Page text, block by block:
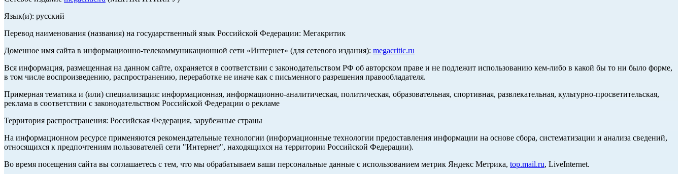
Язык(и): русский
Перевод наименования (названия) на государственный язык Российской Федерации: Мегакритик
Доменное имя сайта в информационно-телекоммуникационной сети «Интернет» (для сетевого издания): megacritic.ru
Вся информация, размещенная на данном сайте, охраняется в соответствии с законодательством РФ об авторском праве и не подлежит использованию кем-либо в какой бы то ни было форме,
в том числе воспроизведению, распространению, переработке не иначе как с письменного разрешения правообладателя.
Примерная тематика и (или) специализация: информационная, информационно-аналитическая, политическая, образовательная, спортивная, развлекательная, культурно-просветительская,
реклама в соответствии с законодательством Российской Федерации о рекламе
Территория распространения: Российская Федерация, зарубежные страны
На информационном ресурсе применяются рекомендательные технологии (информационные технологии предоставления информации на основе сбора, систематизации и анализа сведений,
относящихся к предпочтениям пользователей сети "Интернет", находящихся на территории Российской Федерации).
Во время посещения сайта вы соглашаетесь с тем, что мы обрабатываем ваши персональные данные с использованием метрик Яндекс Метрика, top.mail.ru, LiveInternet.